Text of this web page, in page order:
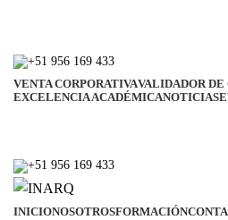
+51 956 169 433
VENTA CORPORATIVAVALIDADOR
EXCELENCIA ACADÉMICANOTICIAS
+51 956 169 433
INICIONOSOTROSFORMACIÓN